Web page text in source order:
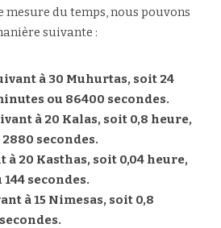
mesure du temps, nous pouvons
suivante :
à 30 Muhurtas, soit 24
ou 86400 secondes.
à 20 Kalas, soit 0,8 heure,
secondes.
à 20 Kasthas, soit 0,04 heure,
secondes.
à 15 Nimesas, soit 0,8